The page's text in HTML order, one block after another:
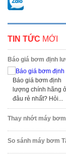
TIN TỨC MỚI
Báo giá bơm định
Báo giá bơm định
lượng chính hãng
đâu rẻ nhất? Hỏi...
Thay nhớt máy
So sánh máy bơm